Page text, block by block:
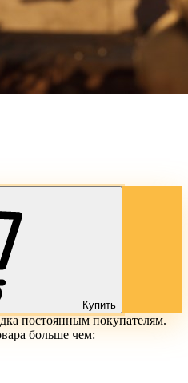
Купить
постоянным покупателям.
больше чем: